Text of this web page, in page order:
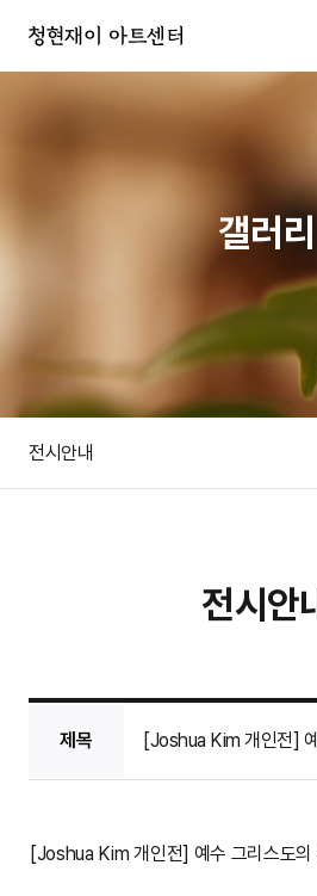
갤러리
전시안내
전시안
제목 [Joshua Kim 개인전]
[Joshua Kim 개인전] 예수 그리스도의